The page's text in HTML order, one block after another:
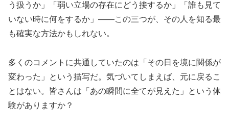
う扱うか」「弱い立場の存在にどう接するか」「誰も見て
いない時に何をするか」——この三つが、その人を知る最
も確実な方法かもしれない。
多くのコメントに共通していたのは「その日を境に関係が
変わった」という描写だ。気づいてしまえば、元に戻るこ
とはない。皆さんは「あの瞬間に全てが見えた」という体
験がありますか？